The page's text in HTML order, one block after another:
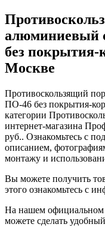
алюминиевый
без
Москве
Противоскользящий
ПО-46 без покрытия-
категории
интернет-магазина
руб.. Ознакомьтесь с
описанием,
монтажу и
Вы можете получить
этого ознакомьтесь с
На нашем официальном
можете сделать